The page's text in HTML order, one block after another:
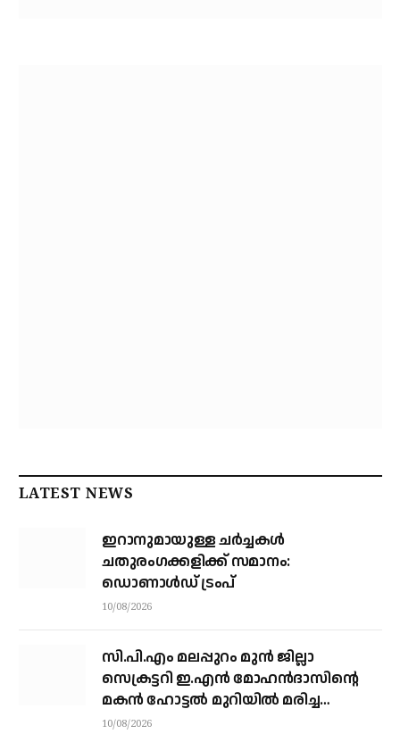
LATEST NEWS
ഇറാനുമായുള്ള ചർച്ചകൾ
ചതുരംഗക്കളിക്ക് സമാനം:
ഡൊണാൾഡ് ട്രംപ്
10/08/2026
സി.പി.എം മലപ്പുറം മുൻ ജില്ലാ
സെക്രട്ടറി ഇ.എൻ മോഹൻദാസിന്റെ
മകൻ ഹോട്ടൽ മുറിയിൽ മരിച്ച
നിലയിൽ
10/08/2026